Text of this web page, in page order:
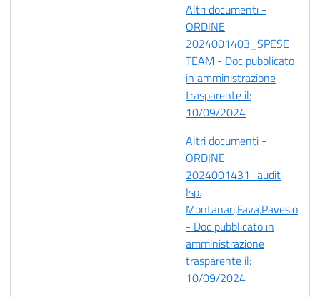
Altri documenti -
ORDINE
2024001403_SPESE
TEAM - Doc pubblicato
in amministrazione
trasparente il:
10/09/2024
Altri documenti -
ORDINE
2024001431_audit
Isp.
Montanari,Fava,Pavesio
- Doc pubblicato in
amministrazione
trasparente il:
10/09/2024